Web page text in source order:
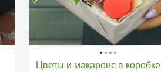
Цветы и макаронс в коробке